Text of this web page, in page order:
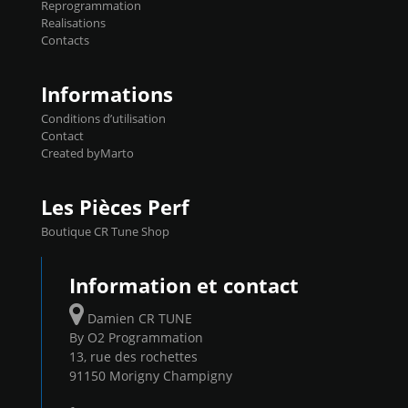
Reprog SP 98 sur le calculateur d'origine
450€ TTC Un gain d'environ 10cv et 15nm
Reprogrammation
Realisations
Contacts
Informations
Conditions d’utilisation
Contact
Created byMarto
Les Pièces Perf
Boutique CR Tune Shop
Information et contact
Damien CR TUNE
By O2 Programmation
13, rue des rochettes
91150 Morigny Champigny